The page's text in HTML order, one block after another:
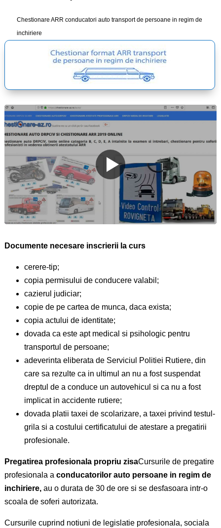
Chestionare ARR conducatori auto transport de persoane in regim de
inchiriere
Documente necesare inscrierii la curs
cerere-tip;
copia permisului de conducere valabil;
cazierul judiciar;
copie de pe cartea de munca, daca exista;
copia actului de identitate;
dovada ca este apt medical si psihologic pentru
transportul de persoane;
adeverinta eliberata de Serviciul Politiei Rutiere, din
care sa rezulte ca in ultimul an nu a fost suspendat
dreptul de a conduce un autovehicul si ca nu a fost
implicat in accidente rutiere;
dovada platii taxei de scolarizare, a taxei privind testul-
grila si a costului certificatului de atestare a pregatirii
profesionale.
Pregatirea profesionala propriu zisaCursurile de pregatire
profesionala a conducatorilor auto persoane in regim de
inchiriere, au o durata de 30 de ore si se desfasoara intr-o
scoala de soferi autorizata.
Cursurile cuprind notiuni de legislatie profesionala, sociala